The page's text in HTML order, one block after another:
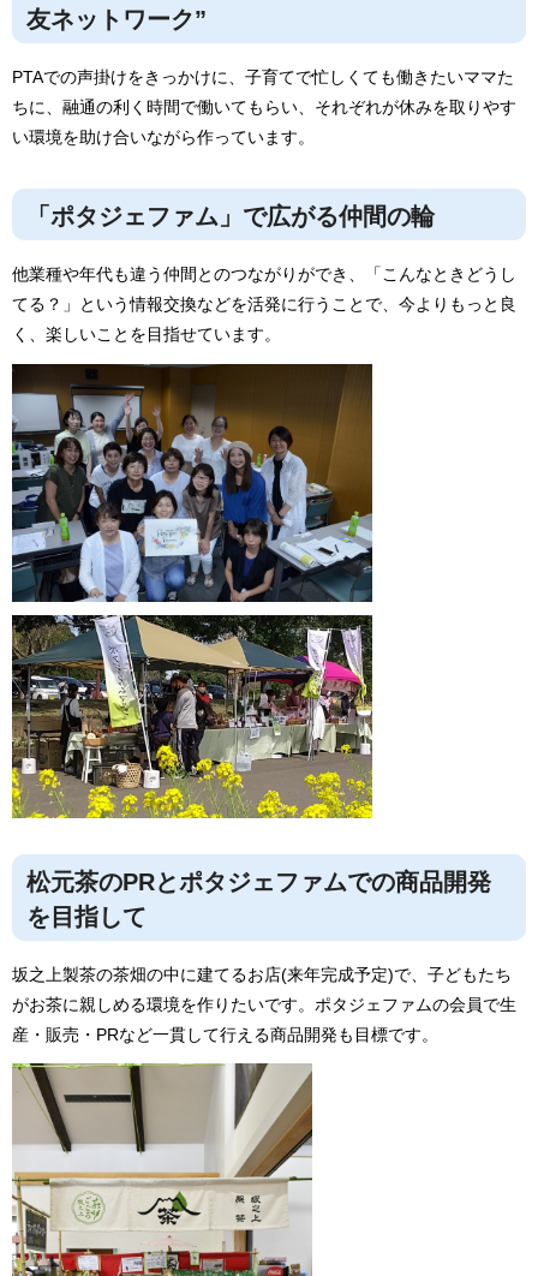
友ネットワーク”
PTAでの声掛けをきっかけに、子育てで忙しくても働きたいママた
ちに、融通の利く時間で働いてもらい、それぞれが休みを取りやす
い環境を助け合いながら作っています。
「ポタジェファム」で広がる仲間の輪
他業種や年代も違う仲間とのつながりができ、「こんなときどうし
てる？」という情報交換などを活発に行うことで、今よりもっと良
く、楽しいことを目指せています。
松元茶のPRとポタジェファムでの商品開発
を目指して
坂之上製茶の茶畑の中に建てるお店(来年完成予定)で、子どもたち
がお茶に親しめる環境を作りたいです。ポタジェファムの会員で生
産・販売・PRなど一貫して行える商品開発も目標です。